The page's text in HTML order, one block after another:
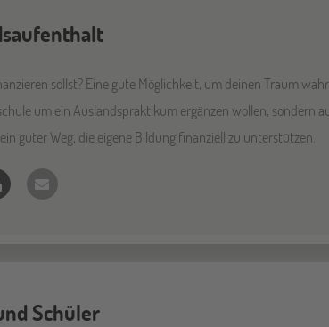
sollst? Eine gute Möglichkeit, um deinen Traum wahr
um ein Auslandspraktikum ergänzen wollen, sondern
guter Weg, die eigene Bildung finanziell zu unterstützen.
Schüler